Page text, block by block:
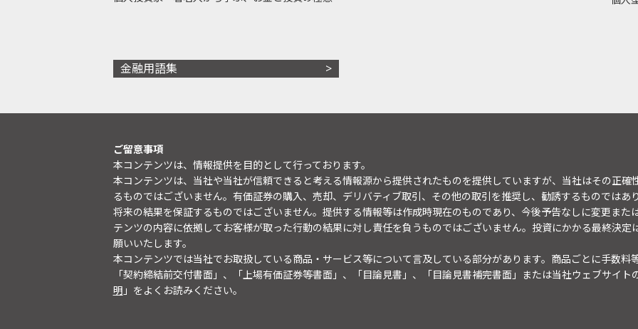
金融用語集
ご留意事項
本コンテンツは、情報提供を目的として行っております。
本コンテンツは、当社や当社が信頼できると考える情報源から提供されたものを提供していますが、当社はその正
るものではございません。有価証券の購入、売却、デリバティブ取引、その他の取引を推奨し、勧誘するものではあ
将来の結果を保証するものではございません。提供する情報等は作成時現在のものであり、今後予告なしに変更また
テンツの内容に依拠してお客様が取った行動の結果に対し責任を負うものではございません。投資にかかる最終決
願いいたします。
本コンテンツでは当社でお取扱している商品・サービス等について言及している部分があります。商品ごとに手数料
「契約締結前交付書面」、「上場有価証券等書面」、「目論見書」、「目論見書補完書面」または当社ウェブサイト
明 」をよくお読みください。